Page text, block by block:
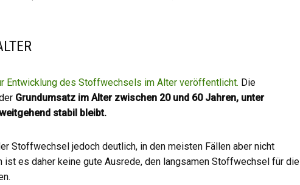
Entwicklung des Stoffwechsels im Alter veröffentlicht. Die
Grundumsatz im Alter zwischen 20 und 60 Jahren, unter
stabil bleibt.
Stoffwechsel jedoch deutlich, in den meisten Fällen aber nicht
ist es daher keine gute Ausrede, den langsamen Stoffwechsel für die